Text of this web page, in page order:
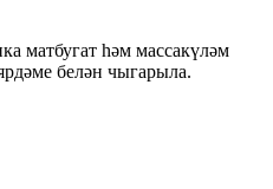
матбугат һәм массакүләм
белән чыгарыла.